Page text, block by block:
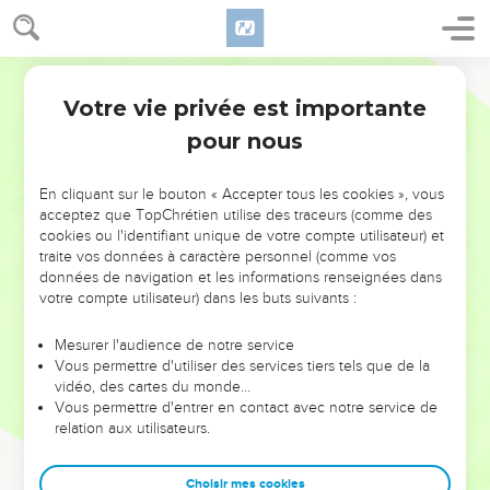
NE MANQUEZ PAS L’ÉVÉNEMENT
DE L’ANNÉE !
ET SI LEURS ERREURS POUVAIENT VOUS ÉVITER LES
VOTRES ?
leur foi ou leur vision. Mais on voit moins les doutes, les erreurs
et les saisons difficiles qu'ils ont traversés, alors même que ce
sont elles qui les ont façonnés.
Dans cette conférence, leaders, entrepreneurs, et responsables
clés pour avancer avec plus de sagesse afin que leurs erreurs
Votre vie privée est importante
pour nous
En cliquant sur le bouton « Accepter tous les cookies », vous
acceptez que TopChrétien utilise des traceurs (comme des
cookies ou l'identifiant unique de votre compte utilisateur) et
traite vos données à caractère personnel (comme vos
données de navigation et les informations renseignées dans
votre compte utilisateur) dans les buts suivants :
Mesurer l'audience de notre service
Vous permettre d'utiliser des services tiers tels que de la
vidéo, des cartes du monde…
Vous permettre d'entrer en contact avec notre service de
relation aux utilisateurs.
Choisir mes cookies